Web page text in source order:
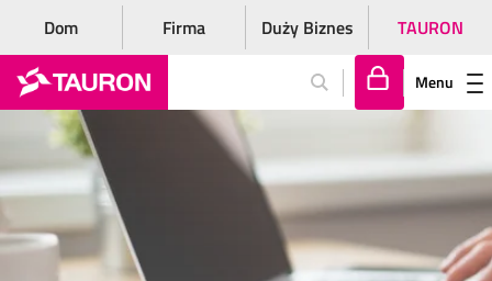
Dom Firma Duży Biznes TAURON
lo
gu
j
Menu